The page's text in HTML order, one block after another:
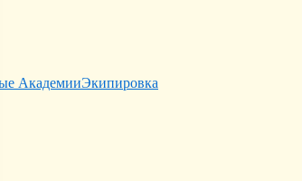
АкадемииЭкипировка